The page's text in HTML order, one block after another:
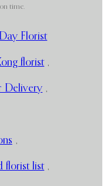
time.
Florist
florist ,
Delivery ,
,
florist list ,